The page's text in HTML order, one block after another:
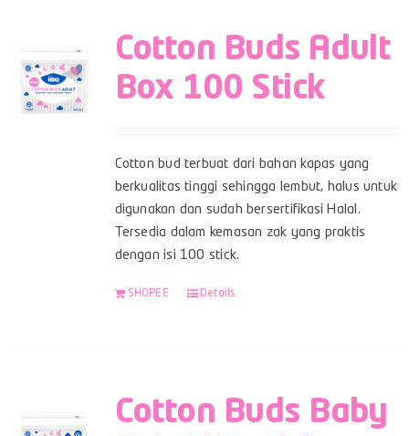
Cotton Buds Adult
Box 100 Stick
Cotton bud terbuat dari bahan kapas yang
berkualitas tinggi sehingga lembut, halus untuk
digunakan dan sudah bersertifikasi Halal.
Tersedia dalam kemasan zak yang praktis
dengan isi 100 stick.
SHOPEE Details
Cotton Buds Baby